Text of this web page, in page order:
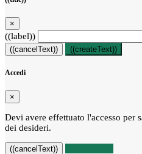
×
((label))
((cancelText)) ((createText))
Accedi
×
Devi avere effettuato l'accesso per
dei desideri.
((cancelText))